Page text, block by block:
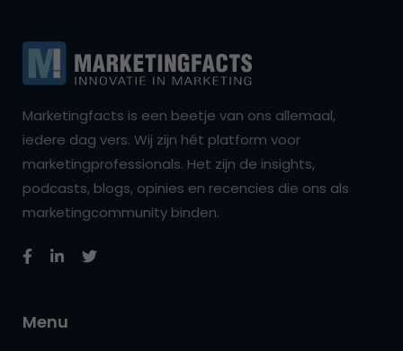
Marketingfacts is een beetje van ons allemaal,
iedere dag vers. Wij zijn hét platform voor
marketingprofessionals. Het zijn de insights,
podcasts, blogs, opinies en recencies die ons als
marketingcommunity binden.
Menu